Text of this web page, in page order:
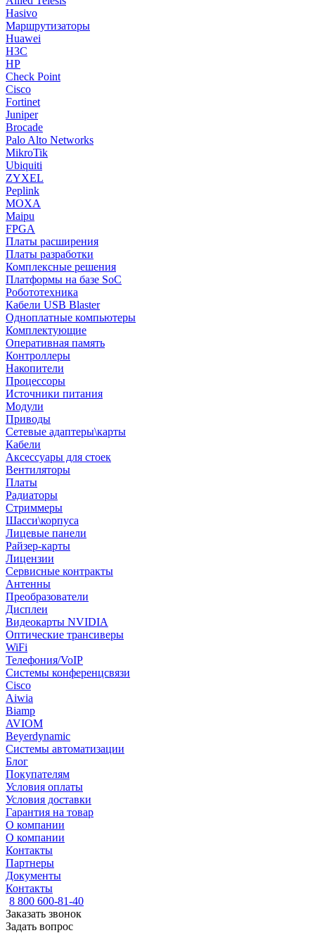
Hasivo
Маршрутизаторы
Huawei
H3C
HP
Check Point
Cisco
Fortinet
Juniper
Brocade
Palo Alto Networks
MikroTik
Ubiquiti
ZYXEL
Peplink
MOXA
Maipu
FPGA
Платы расширения
Платы разработки
Комплексные решения
Платформы на базе SoC
Робототехника
Кабели USB Blaster
Одноплатные компьютеры
Комплектующие
Оперативная память
Контроллеры
Накопители
Процессоры
Источники питания
Модули
Приводы
Сетевые адаптеры\карты
Кабели
Аксессуары для стоек
Вентиляторы
Платы
Радиаторы
Стриммеры
Шасси\корпуса
Лицевые панели
Райзер-карты
Лицензии
Сервисные контракты
Антенны
Преобразователи
Дисплеи
Видеокарты NVIDIA
Оптические трансиверы
WiFi
Телефония/VoIP
Системы конференцсвязи
Cisco
Aiwia
Biamp
AVIOM
Beyerdynamic
Системы автоматизации
Блог
Покупателям
Условия оплаты
Условия доставки
Гарантия на товар
О компании
О компании
Контакты
Партнеры
Документы
Контакты
8 800 600-81-40
Заказать звонок
Задать вопрос